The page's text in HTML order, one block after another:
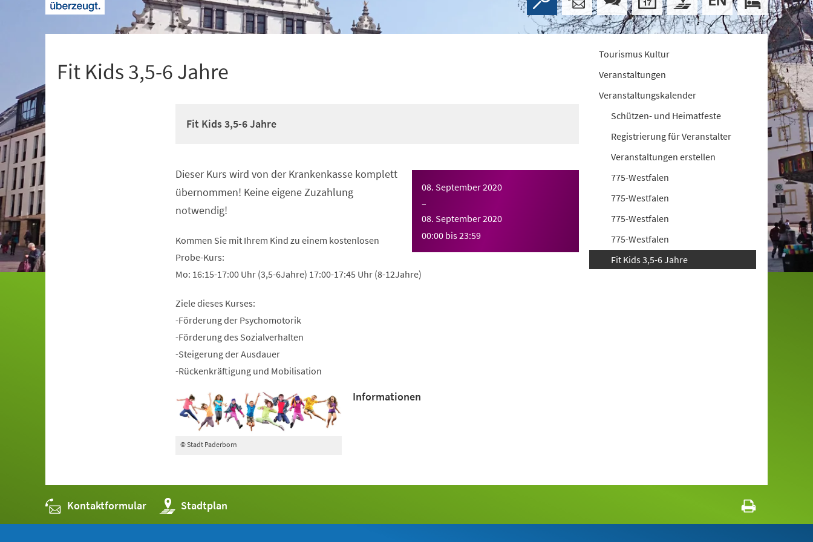
Fit Kids 3,5-6 Jahre
Fit Kids 3,5-6 Jahre
08. September 2020
–
08. September 2020
00:00 bis23:59
Dieser Kurs wird von der Krankenkasse komplett
übernommen! Keine eigene Zuzahlung
notwendig!
Kommen Sie mit Ihrem Kind zu einem kostenlosen
Probe-Kurs:
Mo: 16:15-17:00 Uhr (3,5-6Jahre) 17:00-17:45 Uhr (8-12Jahre)
Ziele dieses Kurses:
-Förderung der Psychomotorik
-Förderung des Sozialverhalten
-Steigerung der Ausdauer
-Rückenkräftigung und Mobilisation
© Stadt Paderborn
Informationen
Tourismus Kultur
Veranstaltungen
Veranstaltungskalender
Schützen- und Heimatfeste
Registrierung für Veranstalter
Veranstaltungen erstellen
775-Westfalen
775-Westfalen
775-Westfalen
775-Westfalen
Fit Kids 3,5-6 Jahre
Kontaktformular Stadtplan
(Öffnet
in
einem